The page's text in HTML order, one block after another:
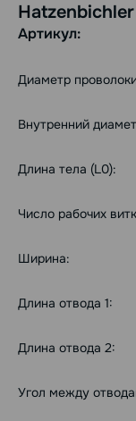
Артикул:
Диаметр
Внутренний
Длина тела (L0):
Число рабочих
Ширина:
Длина отвода 1:
Длина отвода 2:
Угол между